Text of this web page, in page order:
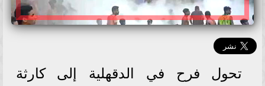
تحول فرح في الدقهلية إلى كارثة